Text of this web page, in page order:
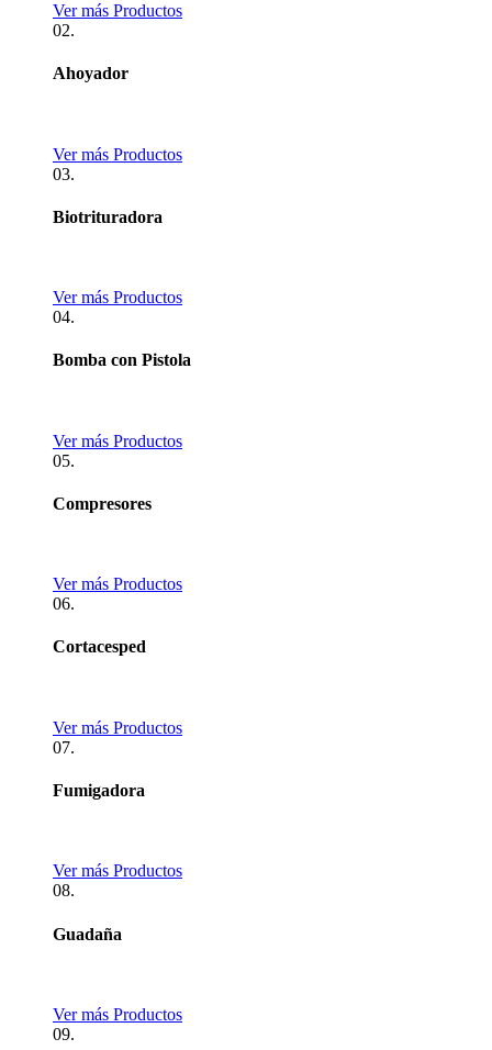
Ver más Productos
02.
Ahoyador
Ver más Productos
03.
Biotrituradora
Ver más Productos
04.
Bomba con Pistola
Ver más Productos
05.
Compresores
Ver más Productos
06.
Cortacesped
Ver más Productos
07.
Fumigadora
Ver más Productos
08.
Guadaña
Ver más Productos
09.